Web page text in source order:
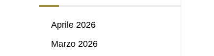
Aprile 2026
Marzo 2026